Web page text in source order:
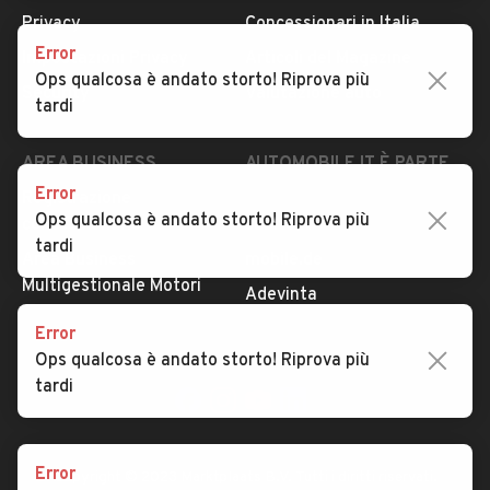
Privacy
Impostazioni Privacy
Security
Concessionari in Italia
Valutazione auto
AREA BUSINESS
Registrazione
concessionario
Multigestionale Motori
AUTOMOBILE.IT È PARTE
subito.it
Adevinta
SEGUICI
Copyright © 2023 Marktplaats B.V. Tutti i diritti riservati.
Error
Ops qualcosa è andato storto! Riprova più
tardi
Error
Ops qualcosa è andato storto! Riprova più
tardi
Error
Ops qualcosa è andato storto! Riprova più
tardi
Error